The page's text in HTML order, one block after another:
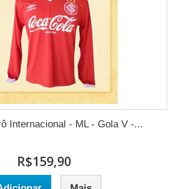
Internacional - ML - Gola V -...
R$159,90